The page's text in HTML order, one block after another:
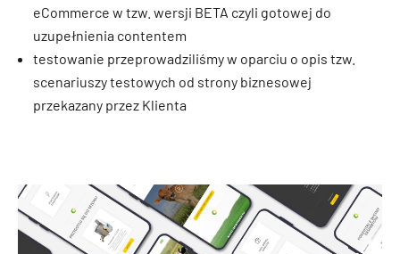
eCommerce w tzw. wersji BETA czyli gotowej do
uzupełnienia contentem
testowanie przeprowadziliśmy w oparciu o opis tzw.
scenariuszy testowych od strony biznesowej
przekazany przez Klienta